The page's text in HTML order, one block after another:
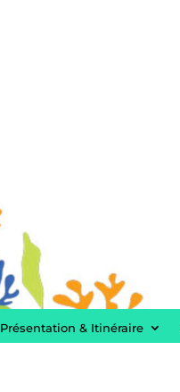
Présentation & Itinéraire